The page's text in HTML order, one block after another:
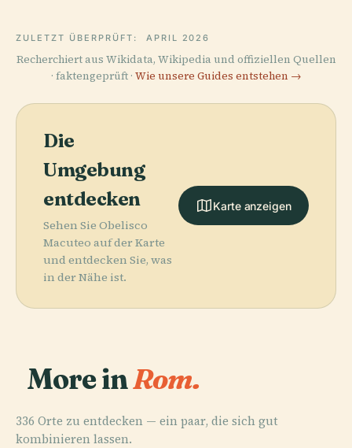
ZULETZT ÜBERPRÜFT: APRIL 2026
Recherchiert aus Wikidata, Wikipedia und offiziellen Quellen
· faktengeprüft · Wie unsere Guides entstehen →
Die
Umgebung
entdecken
Sehen Sie Obelisco
Macuteo auf der Karte
und entdecken Sie, was
in der Nähe ist.
Karte anzeigen
More inRom.
336 Orte zu entdecken — ein paar, die sich gut
kombinieren lassen.